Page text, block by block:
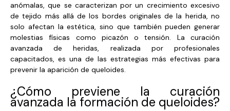
anómalas, que se caracterizan por un crecimiento excesivo
de tejido más allá de los bordes originales de la herida, no
solo afectan la estética, sino que también pueden generar
molestias físicas como picazón o tensión. La curación
avanzada de heridas, realizada por profesionales
capacitados, es una de las estrategias más efectivas para
prevenir la aparición de queloides.
¿Cómo previene la curación
avanzada la formación de queloides?